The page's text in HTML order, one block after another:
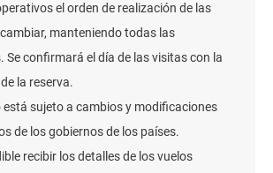
el orden de realización de las
manteniendo todas las
Se confirmará el día de las visitas con la
la reserva.
está sujeto a cambios y modificaciones
de los gobiernos de los países.
recibir los detalles de los vuelos